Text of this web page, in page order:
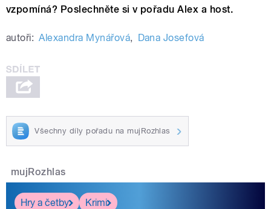
vzpomíná? Poslechněte si v pořadu Alex a host.
autoři: Alexandra Mynářová, Dana Josefová
Všechny díly pořadu na mujRozhlas
mujRozhlas
Hry a četby
Krimi